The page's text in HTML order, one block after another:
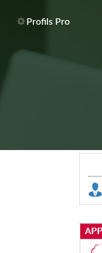
Profils Pro